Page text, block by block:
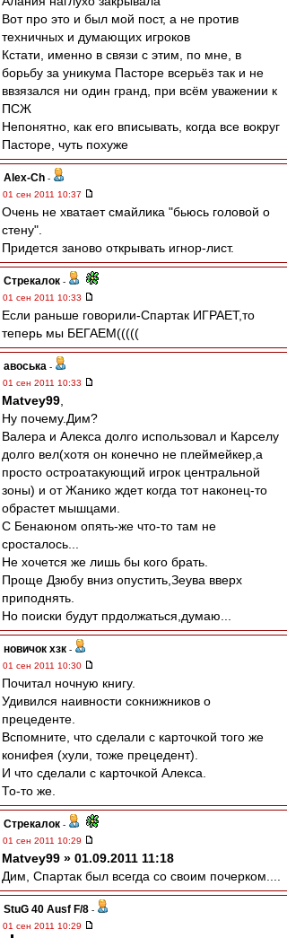
Вот про это и был мой пост, а не против
техничных и думающих игроков
Кстати, именно в связи с этим, по мне, в
борьбу за уникума Пасторе всерьёз так и не
ввзязался ни один гранд, при всём уважении к
ПСЖ
Непонятно, как его вписывать, когда все вокруг
Пасторе, чуть похуже
Alex-Ch -
01 сен 2011 10:37
Очень не хватает смайлика "бьюсь головой о
стену".
Придется заново открывать игнор-лист.
Стрекалок -
01 сен 2011 10:33
Если раньше говорили-Спартак ИГРАЕТ,то
теперь мы БЕГАЕМ(((((
авоська -
01 сен 2011 10:33
Matvey99
Ну почему.Дим?
Валера и Алекса долго использовал и Карселу
долго вел(хотя он конечно не плеймейкер,а
просто остроатакующий игрок центральной
зоны) и от Жанико ждет когда тот наконец-то
обрастет мышцами.
C Бенаюном опять-же что-то там не
сросталось...
Не хочется же лишь бы кого брать.
Проще Дзюбу вниз опустить,Зеува вверх
приподнять.
Но поиски будут прдолжаться,думаю...
новичок хзк -
01 сен 2011 10:30
Почитал ночную книгу.
Удивился наивности сокнижников о
прецеденте.
Вспомните, что сделали с карточкой того же
конифея (хули, тоже прецедент).
И что сделали с карточкой Алекса.
То-то же.
Стрекалок -
01 сен 2011 10:29
Matvey99 » 01.09.2011 11:18
Дим, Спартак был всегда со своим почерком....
StuG 40 Ausf F/8 -
01 сен 2011 10:29